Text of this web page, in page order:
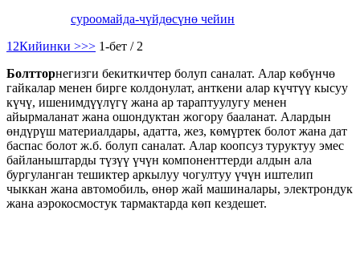
суроомайда-чүйдөсүнө чейин
1 2Кийинки >>> 1-бет / 2
Болтторнегизги бекиткичтер болуп саналат. Алар көбүнчө
гайкалар менен бирге колдонулат, анткени алар күчтүү кысуу
күчү, ишенимдүүлүгү жана ар тараптуулугу менен
айырмаланат жана ошондуктан жогору бааланат. Алардын
өндүрүш материалдары, адатта, жез, көмүртек болот жана дат
баспас болот ж.б. болуп саналат. Алар коопсуз туруктуу эмес
байланыштарды түзүү үчүн компоненттерди алдын ала
бургуланган тешиктер аркылуу чогултуу үчүн иштелип
чыккан жана автомобиль, өнөр жай машиналары, электрондук
жана аэрокосмостук тармактарда көп кездешет.